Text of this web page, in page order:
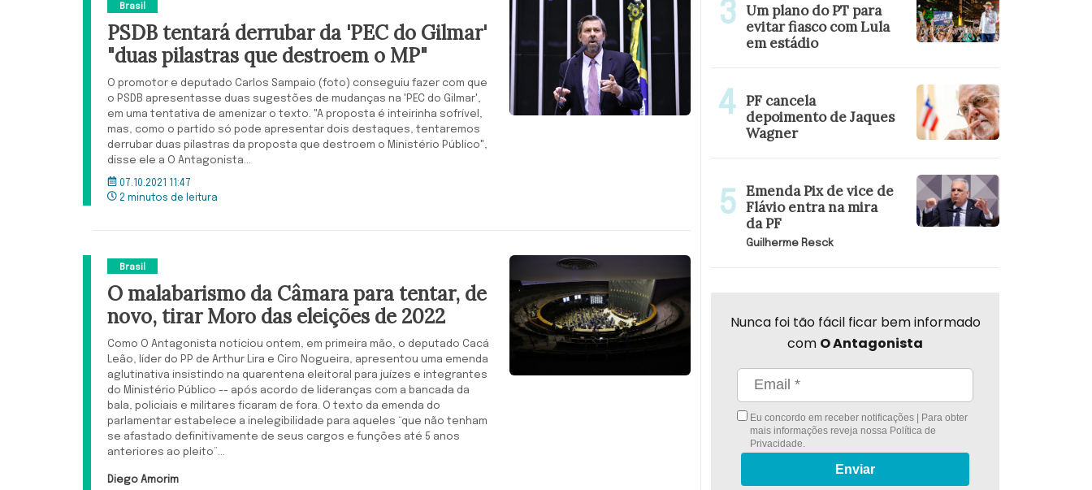
Brasil
PSDB tentará derrubar da 'PEC do Gilmar'
"duas pilastras que destroem o MP"
O promotor e deputado Carlos Sampaio (foto) conseguiu fazer com que
o PSDB apresentasse duas sugestões de mudanças na 'PEC do Gilmar',
em uma tentativa de amenizar o texto. "A proposta é inteirinha sofrível,
mas, como o partido só pode apresentar dois destaques, tentaremos
derrubar duas pilastras da proposta que destroem o Ministério Público",
disse ele a O Antagonista...
07.10.2021 11:47
2 minutos de leitura
Brasil
O malabarismo da Câmara para tentar, de
novo, tirar Moro das eleições de 2022
Como O Antagonista noticiou ontem, em primeira mão, o deputado Cacá
Leão, líder do PP de Arthur Lira e Ciro Nogueira, apresentou uma emenda
aglutinativa insistindo na quarentena eleitoral para juízes e integrantes
do Ministério Público -- após acordo de lideranças com a bancada da
bala, policiais e militares ficaram de fora. O texto da emenda do
parlamentar estabelece a inelegibilidade para aqueles “que não tenham
se afastado definitivamente de seus cargos e funções até 5 anos
anteriores ao pleito”...
Diego Amorim
Um plano do PT para
evitar fiasco com Lula
em estádio
PF cancela
depoimento de Jaques
Wagner
Emenda Pix de vice de
Flávio entra na mira
da PF
Guilherme Resck
Nunca foi tão fácil ficar bem informado
com O Antagonista
Eu concordo em receber notificações | Para obter
mais informações reveja nossa Política de
Privacidade
Enviar